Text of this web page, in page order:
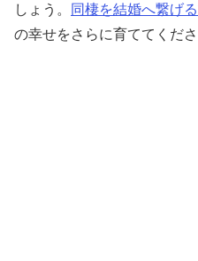
しょう。
同棲を結婚へ繋げ
の幸せをさらに育ててくださ